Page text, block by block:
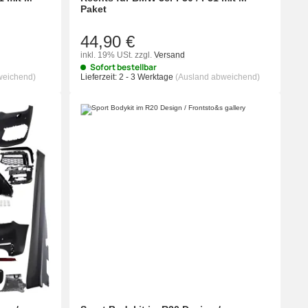
Paket
44,90 €
inkl. 19% USt. zzgl. Versand
Sofort bestellbar
Lieferzeit: 2 - 3 Werktage (Ausland abweichend)